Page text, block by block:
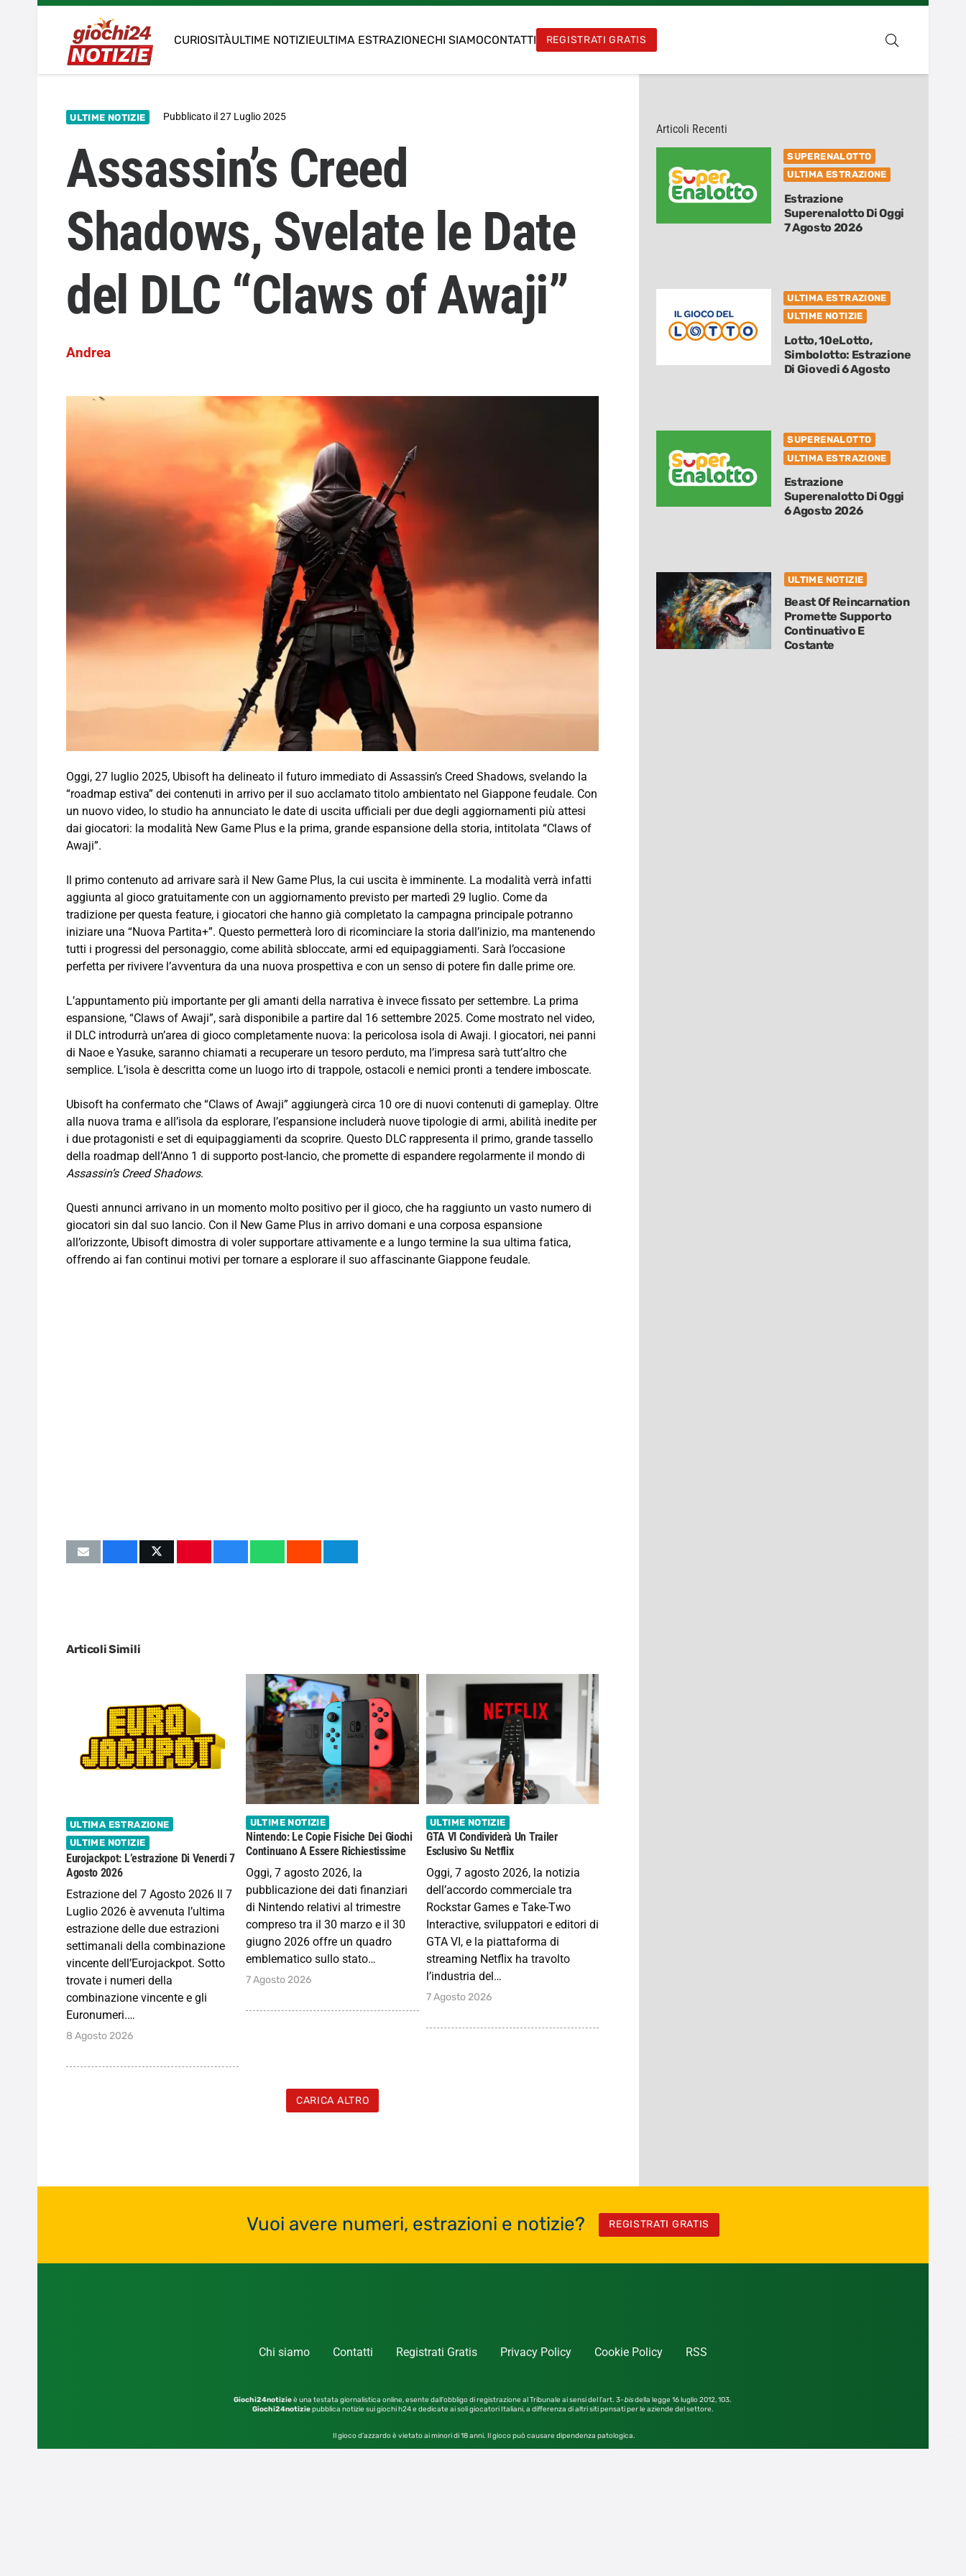
CURIOSITÀULTIME NOTIZIEULTIMA ESTRAZIONECHI SIAMOCONTATTI REGISTRATI GRATIS
ULTIME NOTIZIE Pubblicato il27 Luglio 2025
Assassin’s Creed
Shadows, Svelate le Date
del DLC “Claws of Awaji”
Andrea
Oggi, 27 luglio 2025, Ubisoft ha delineato il futuro immediato di Assassin’s Creed Shadows, svelando la
“roadmap estiva” dei contenuti in arrivo per il suo acclamato titolo ambientato nel Giappone feudale. Con
un nuovo video, lo studio ha annunciato le date di uscita ufficiali per due degli aggiornamenti più attesi
dai giocatori: la modalità New Game Plus e la prima, grande espansione della storia, intitolata “Claws of
Awaji”.
Il primo contenuto ad arrivare sarà il New Game Plus, la cui uscita è imminente. La modalità verrà infatti
aggiunta al gioco gratuitamente con un aggiornamento previsto per martedì 29 luglio. Come da
tradizione per questa feature, i giocatori che hanno già completato la campagna principale potranno
iniziare una “Nuova Partita+”. Questo permetterà loro di ricominciare la storia dall’inizio, ma mantenendo
tutti i progressi del personaggio, come abilità sbloccate, armi ed equipaggiamenti. Sarà l’occasione
perfetta per rivivere l’avventura da una nuova prospettiva e con un senso di potere fin dalle prime ore.
L’appuntamento più importante per gli amanti della narrativa è invece fissato per settembre. La prima
espansione, “Claws of Awaji”, sarà disponibile a partire dal 16 settembre 2025. Come mostrato nel video,
il DLC introdurrà un’area di gioco completamente nuova: la pericolosa isola di Awaji. I giocatori, nei panni
di Naoe e Yasuke, saranno chiamati a recuperare un tesoro perduto, ma l’impresa sarà tutt’altro che
semplice. L’isola è descritta come un luogo irto di trappole, ostacoli e nemici pronti a tendere imboscate.
Ubisoft ha confermato che “Claws of Awaji” aggiungerà circa 10 ore di nuovi contenuti di gameplay. Oltre
alla nuova trama e all’isola da esplorare, l’espansione includerà nuove tipologie di armi, abilità inedite per
i due protagonisti e set di equipaggiamenti da scoprire. Questo DLC rappresenta il primo, grande tassello
della roadmap dell’Anno 1 di supporto post-lancio, che promette di espandere regolarmente il mondo di
Assassin’s Creed Shadows.
Questi annunci arrivano in un momento molto positivo per il gioco, che ha raggiunto un vasto numero di
giocatori sin dal suo lancio. Con il New Game Plus in arrivo domani e una corposa espansione
all’orizzonte, Ubisoft dimostra di voler supportare attivamente e a lungo termine la sua ultima fatica,
offrendo ai fan continui motivi per tornare a esplorare il suo affascinante Giappone feudale.
Articoli Simili
ULTIMA ESTRAZIONE
ULTIME NOTIZIE
Eurojackpot: L’estrazione Di Venerdi 7
Agosto 2026
Estrazione del 7 Agosto 2026 Il 7
Luglio 2026 è avvenuta l’ultima
estrazione delle due estrazioni
settimanali della combinazione
vincente dell’Eurojackpot. Sotto
trovate i numeri della
combinazione vincente e gli
Euronumeri.…
8 Agosto 2026
ULTIME NOTIZIE
Nintendo: Le Copie Fisiche Dei Giochi
Continuano A Essere Richiestissime
Oggi, 7 agosto 2026, la
pubblicazione dei dati finanziari
di Nintendo relativi al trimestre
compreso tra il 30 marzo e il 30
giugno 2026 offre un quadro
emblematico sullo stato…
7 Agosto 2026
ULTIME NOTIZIE
GTA VI Condividerà Un Trailer
Esclusivo Su Netflix
Oggi, 7 agosto 2026, la notizia
dell’accordo commerciale tra
Rockstar Games e Take-Two
Interactive, sviluppatori e editori di
GTA VI, e la piattaforma di
streaming Netflix ha travolto
l’industria del…
7 Agosto 2026
CARICA ALTRO
Articoli Recenti
SUPERENALOTTO
ULTIMA ESTRAZIONE
Estrazione
Superenalotto Di Oggi
7 Agosto 2026
ULTIMA ESTRAZIONE
ULTIME NOTIZIE
Lotto, 10eLotto,
Simbolotto: Estrazione
Di Giovedi 6 Agosto
SUPERENALOTTO
ULTIMA ESTRAZIONE
Estrazione
Superenalotto Di Oggi
6 Agosto 2026
ULTIME NOTIZIE
Beast Of Reincarnation
Promette Supporto
Continuativo E
Costante
Vuoi avere numeri, estrazioni e notizie? REGISTRATI GRATIS
Chi siamo Contatti Registrati Gratis Privacy Policy Cookie Policy RSS
Giochi24notizieè una testata giornalistica online, esente dall’obbligo di registrazione al Tribunale ai sensi del l’art. 3-bisdella legge 16 luglio 2012,103.
Giochi24notiziepubblica notizie sui giochi h24 e dedicate ai soli giocatori Italiani, a differenza di altri siti pensati per le aziende del settore.
Il gioco d’azzardo è vietato ai minori di 18 anni. Il gioco può causare dipendenza patologica.